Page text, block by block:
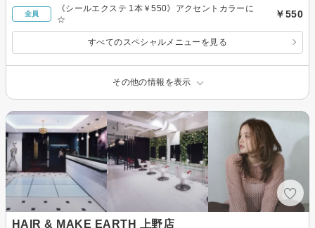
全員
《シールエクステ 1本￥550》アクセントカラーに
☆
￥550
すべてのスペシャルメニューを見る
その他の情報を表示
HAIR & MAKE EARTH 上野店